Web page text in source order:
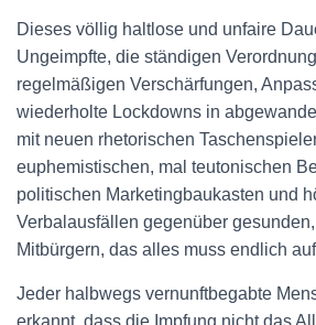
Dieses völlig haltlose und unfaire
Ungeimpfte, die ständigen
regelmäßigen Verschärfungen,
wiederholte Lockdowns in
mit neuen rhetorischen
euphemistischen, mal teutonischen
politischen Marketingbaukasten und
Verbalausfällen gegenüber
Mitbürgern, das alles muss endlich
Jeder halbwegs vernunftbegabte
erkannt, dass die Impfung nicht das